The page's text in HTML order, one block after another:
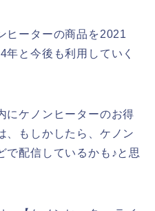
ヒーターの商品を2021
と今後も利用していく
にケノンヒーターのお得
、もしかしたら、ケノン
で配信しているかも♪と思